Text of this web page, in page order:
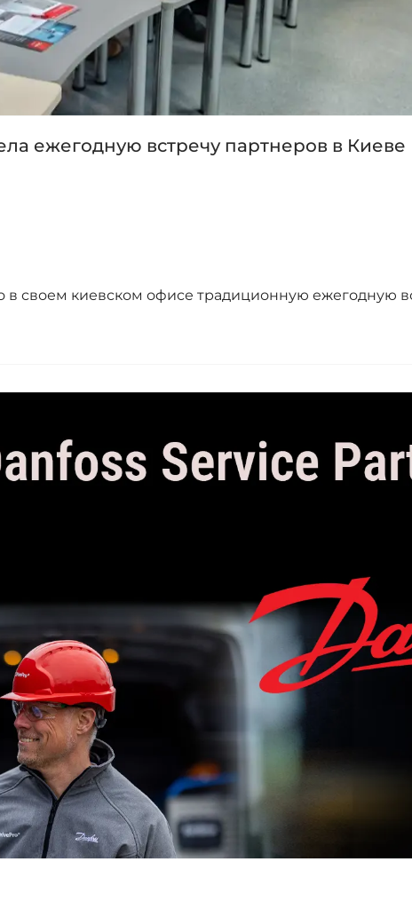
ежегодную встречу партнеров в Киеве
в своем киевском офисе традиционную ежегодную